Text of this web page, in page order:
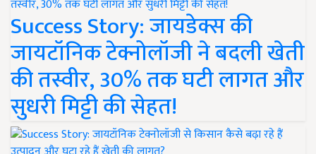
Success Story: जायडेक्स की
जायटॉनिक टेक्नोलॉजी ने बदली खेती
की तस्वीर, 30% तक घटी लागत और
सुधरी मिट्टी की सेहत!